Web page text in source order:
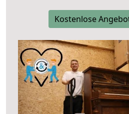
Kostenlose